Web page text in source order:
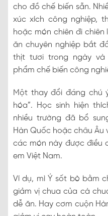
cho đồ chế biến sẵn.
xúc xích công nghiệp,
hoặc món chiên đi chiên
ăn chuyên nghiệp bắt
thịt tươi trong ngày
phẩm chế biến công
Một thay đổi đáng chú
hóa”. Học sinh hiện
nhiều trường đã bổ
Hàn Quốc hoặc châu Âu
các món này được điều
em Việt Nam.
Ví dụ, mì Ý sốt bò bằm
giảm vị chua của cà
dễ ăn. Hay cơm cuộn